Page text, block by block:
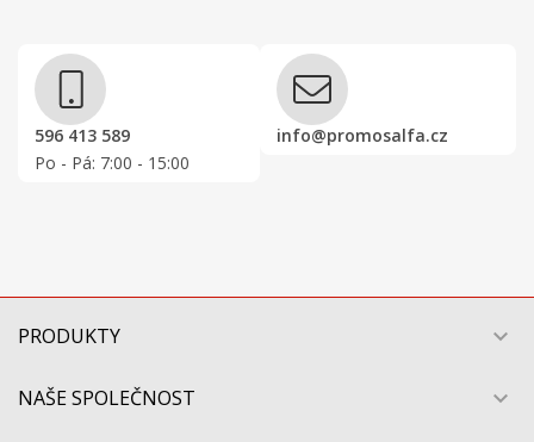
596 413 589
Po - Pá: 7:00 - 15:00
info@promosalfa.cz
PRODUKTY 
NAŠE SPOLEČNOST 